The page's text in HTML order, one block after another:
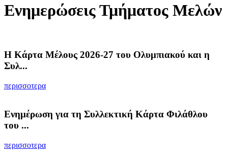
Ενημερώσεις Τμήματος Μελών
Η Κάρτα Μέλους 2026-27 του Ολυμπιακού και η
Συλ...
περισσοτερα
Ενημέρωση για τη Συλλεκτική Κάρτα Φιλάθλου
του ...
περισσοτερα